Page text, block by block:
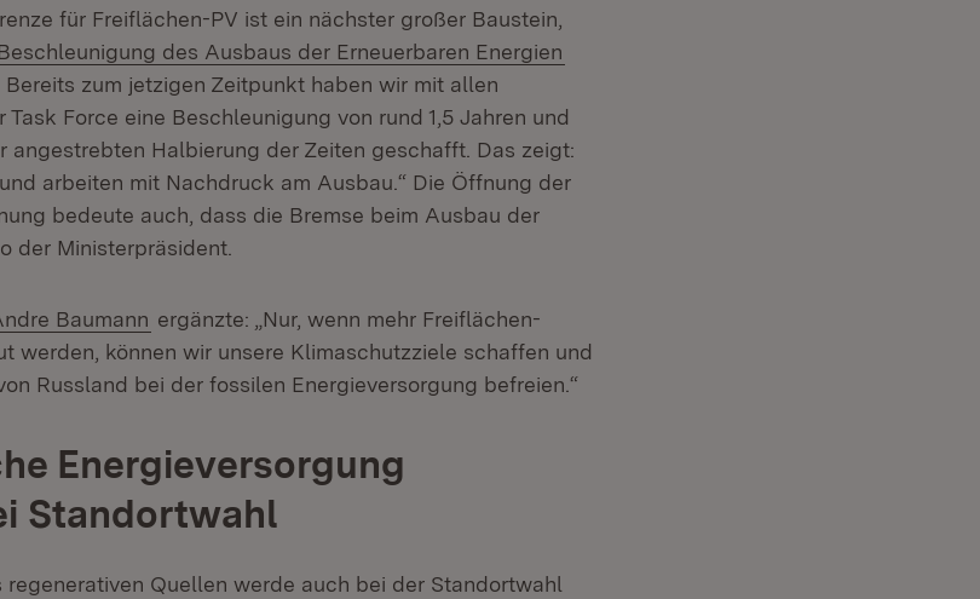
für Freiflächen-PV ist ein nächster großer Baustein,
des Ausbaus der Erneuerbaren Energien
zum jetzigen Zeitpunkt haben wir mit allen
Force eine Beschleunigung von rund 1,5 Jahren und
angestrebten Halbierung der Zeiten geschafft. Das zeigt:
arbeiten mit Nachdruck am Ausbau.“ Die Öffnung der
bedeute auch, dass die Bremse beim Ausbau der
der Ministerpräsident.
Baumann ergänzte: „Nur, wenn mehr Freiflächen-
werden, können wir unsere Klimaschutzziele schaffen und
Russland bei der fossilen Energieversorgung befreien.“
Energieversorgung
Standortwahl
regenerativen Quellen werde auch bei der Standortwahl